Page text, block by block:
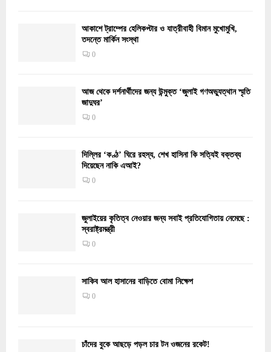
আকাশে ট্রাম্পের হেলিকপ্টার ও যাত্রীবাহী বিমান মুখোমুখি,
তদন্তে মার্কিন সংস্থা
0
আজ থেকে দর্শনার্থীদের জন্য উন্মুক্ত ‘জুলাই গণঅভ্যুত্থান স্মৃতি
জাদুঘর’
0
দিল্লির ‘কণ্ঠ’ ঘিরে রহস্য, শেখ হাসিনা কি সত্যিই বক্তব্য
দিয়েছেন নাকি এআই?
0
জুলাইয়ের কৃতিত্ব নেওয়ার জন্য সবাই প্রতিযোগিতায় নেমেছে :
স্বরাষ্ট্রমন্ত্রী
0
সাকিব আল হাসানের বাড়িতে বোমা নিক্ষেপ
0
চাঁদের বুকে আছড়ে পড়ল চার টন ওজনের রকেট!